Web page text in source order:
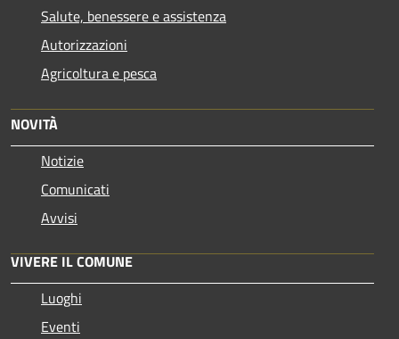
Salute, benessere e assistenza
Autorizzazioni
Agricoltura e pesca
NOVITÀ
Notizie
Comunicati
Avvisi
VIVERE IL COMUNE
Luoghi
Eventi